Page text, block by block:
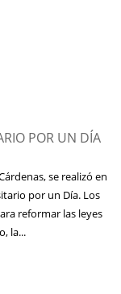
POR UN DÍA
se realizó en
por un Día. Los
reformar las leyes
la...